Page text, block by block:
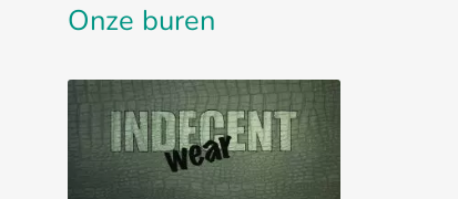
Onze buren